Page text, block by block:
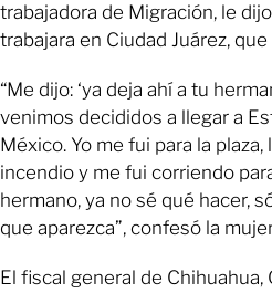
trabajadora de Migración, le
trabajara en Ciudad Juárez,
“Me dijo: ‘ya deja ahí a tu
venimos decididos a llegar a
México. Yo me fui para la
incendio y me fui corriendo
hermano, ya no sé qué hacer,
que aparezca”, confesó la
El fiscal general de Chihuahua,